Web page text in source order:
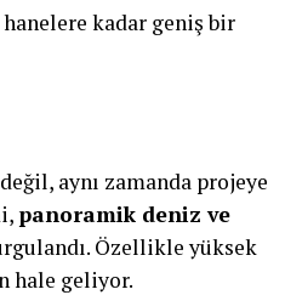
kadar geniş bir
aynı zamanda projeye
panoramik deniz ve
Özellikle yüksek
hale geliyor.